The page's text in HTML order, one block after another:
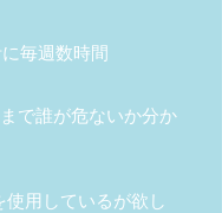
毎週数時間
で誰が危ないか分か
使用しているが欲し